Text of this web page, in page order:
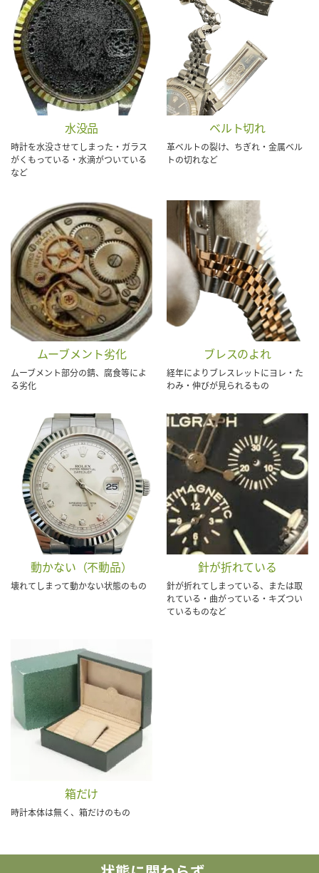
水没品
時計を水没させてしまった・ガラス
がくもっている・水滴がついている
など
ベルト切れ
革ベルトの裂け、ちぎれ・金属ベル
トの切れなど
ムーブメント劣化
ムーブメント部分の錆、腐食等によ
る劣化
ブレスのよれ
経年によりブレスレットにヨレ・た
わみ・伸びが見られるもの
動かない（不動品）
壊れてしまって動かない状態のもの
針が折れている
針が折れてしまっている、または取
れている・曲がっている・キズつい
ているものなど
箱だけ
時計本体は無く、箱だけのもの